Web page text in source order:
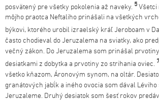
posvätený pre všetky pokolenia až naveky. 5 Všetci
môjho praotca Neftaliho prinášali na všetkých
býkovi, ktorého urobil izraelský kráľ Jeroboam v
často chodieval do Jeruzalema na sviatky, ako
večný zákon. Do Jeruzalema som prinášal
desiatkami z dobytka a prvotiny zo strihania oviec. 7
všetko kňazom, Áronovým synom, na oltár.
granátových jabĺk a iného ovocia som dával
Jeruzaleme. Druhý desiatok som šesť rokov